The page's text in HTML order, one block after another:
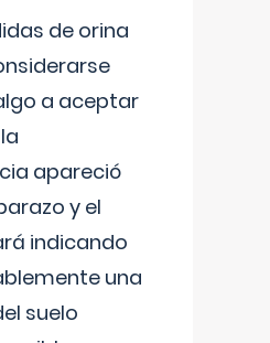
de orina
a aceptar
apareció
y el
indicando
una
suelo